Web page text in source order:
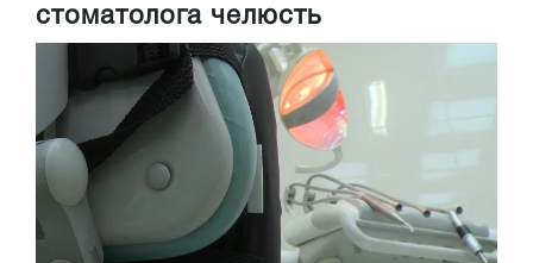
стоматолога челюсть